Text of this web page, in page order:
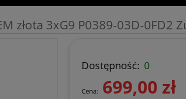
złota 3xG9 P0389-03D-0FD2
Dostępność: 0
Cena: 699,00 zł